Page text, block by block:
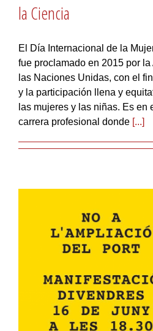
la Ciencia
El Día Internacional de la
fue proclamado en 2015 por
las Naciones Unidas, con el
y la participación llena y
las mujeres y las niñas. Es en
carrera profesional donde [...]